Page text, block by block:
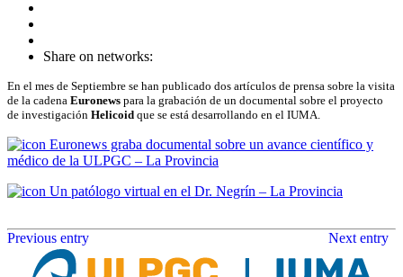
Share on networks:
En el mes de Septiembre se han publicado dos artículos de prensa sobre la visita
de la cadena Euronews para la grabación de un documental sobre el proyecto
de investigación Helicoid que se está desarrollando en el IUMA.
Euronews graba documental sobre un avance científico y
médico de la ULPGC – La Provincia
Un patólogo virtual en el Dr. Negrín – La Provincia
Previous entry Next entry